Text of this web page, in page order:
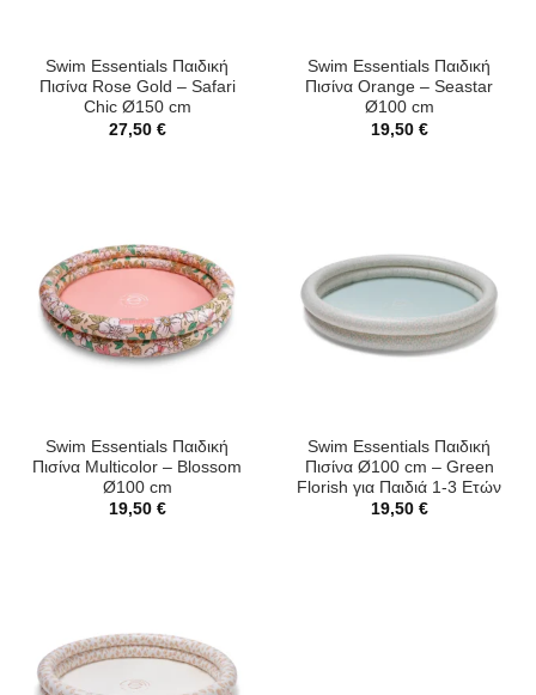
Swim Essentials Παιδική
Πισίνα Rose Gold – Safari
Chic Ø150 cm
27,50 €
Swim Essentials Παιδική
Πισίνα Orange – Seastar
Ø100 cm
19,50 €
Swim Essentials Παιδική
Πισίνα Multicolor – Blossom
Ø100 cm
19,50 €
Swim Essentials Παιδική
Πισίνα Ø100 cm – Green
Florish για Παιδιά 1-3 Ετών
19,50 €